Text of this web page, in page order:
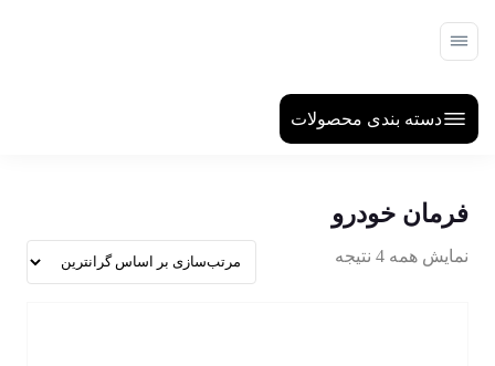
دسته بندی محصولات
فرمان خودرو
نمایش همه 4 نتیجه